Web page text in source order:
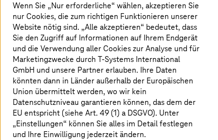
Themen-Special
Wenn Sie „Nur erforderliche“ wählen, akzeptieren Sie
nur Cookies, die zum richtigen Funktionieren unserer
Website nötig sind. „Alle akzeptieren“ bedeutet, dass
Sie den Zugriff auf Informationen auf Ihrem Endgerät
und die Verwendung aller Cookies zur Analyse und für
Marketingzwecke durchT-Systems International
GmbH und unsere Partner erlauben. Ihre Daten
könnten dann in Länder außerhalb der Europäischen
Union übermittelt werden, wo wir kein
Datenschutzniveau garantieren können, das dem der
EU entspricht (siehe Art. 49 (1) a DSGVO). Unter
„Einstellungen“ können Sie alles im Detail festlegen
und Ihre Einwilligung jederzeit ändern.